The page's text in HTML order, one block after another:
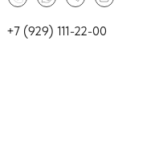
+7 (929) 111-22-00